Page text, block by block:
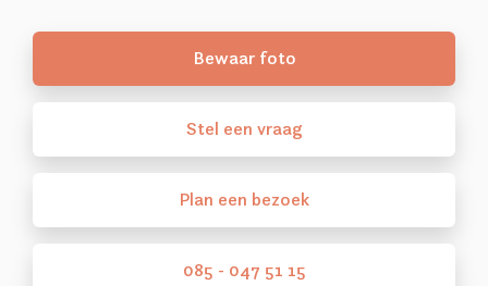
Bewaar foto
Stel een vraag
Plan een bezoek
085 - 047 51 15